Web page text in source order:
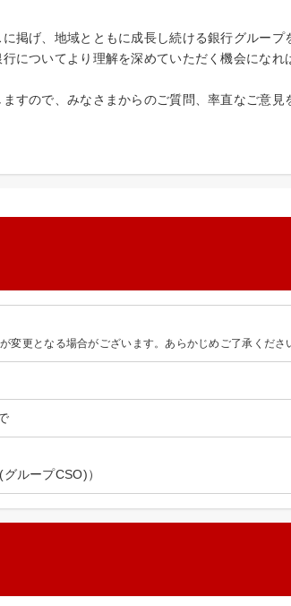
掲げ、地域とともに成長し続ける銀行グループ
についてより理解を深めていただく機会になれ
すので、みなさまからのご質問、率直なご意見
変更となる場合がございます。あらかじめご了承くださ
ループCSO)）